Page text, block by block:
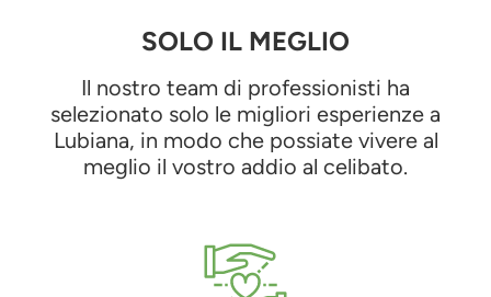
SOLO IL MEGLIO
Il nostro team di professionisti ha
selezionato solo le migliori esperienze a
Lubiana, in modo che possiate vivere al
meglio il vostro addio al celibato.